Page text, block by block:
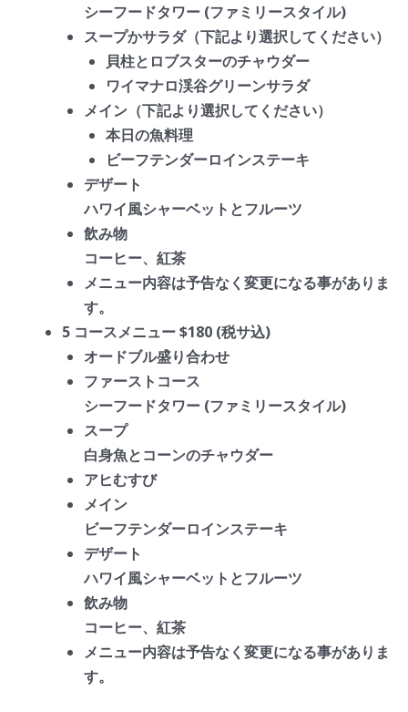
シーフードタワー (ファミリースタイル)
スープかサラダ（下記より選択してください）
貝柱とロブスターのチャウダー
ワイマナロ渓谷グリーンサラダ
メイン（下記より選択してください）
本日の魚料理
ビーフテンダーロインステーキ
デザート
ハワイ風シャーベットとフルーツ
飲み物
コーヒー、紅茶
メニュー内容は予告なく変更になる事がありま
す。
5 コースメニュー $180 (税サ込)
オードブル盛り合わせ
ファーストコース
シーフードタワー (ファミリースタイル)
スープ
白身魚とコーンのチャウダー
アヒむすび
メイン
ビーフテンダーロインステーキ
デザート
ハワイ風シャーベットとフルーツ
飲み物
コーヒー、紅茶
メニュー内容は予告なく変更になる事がありま
す。